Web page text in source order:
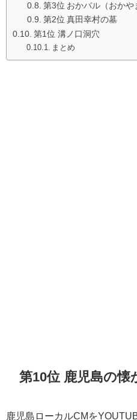
第3位 おかバル（おかや
第2位 真田幸村の墓
第1位 溝ノ口洞穴
まとめ
第10位 鹿児島の懐
鹿児島ローカルCMを